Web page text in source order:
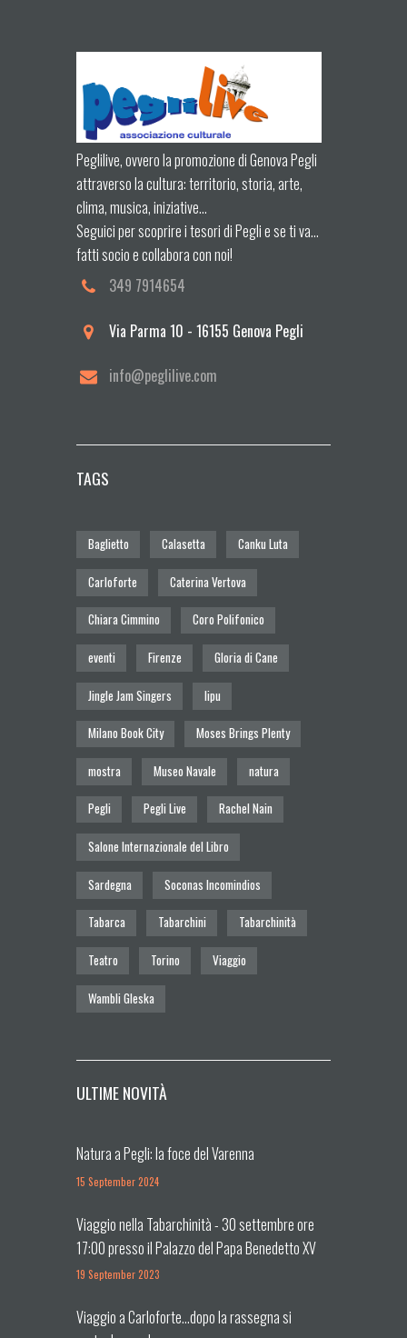
Peglilive, ovvero la promozione di Genova Pegli
attraverso la cultura: territorio, storia, arte,
clima, musica, iniziative...
Seguici per scoprire i tesori di Pegli e se ti va...
fatti socio e collabora con noi!
349 7914654
Via Parma 10 - 16155 Genova Pegli
info@peglilive.com
TAGS
Baglietto Calasetta Canku Luta
Carloforte Caterina Vertova
Chiara Cimmino Coro Polifonico
eventi Firenze Gloria di Cane
Jingle Jam Singers lipu
Milano Book City Moses Brings Plenty
mostra Museo Navale natura
Pegli Pegli Live Rachel Nain
Salone Internazionale del Libro
Sardegna Soconas Incomindios
Tabarca Tabarchini Tabarchinità
Teatro Torino Viaggio
Wambli Gleska
ULTIME NOVITÀ
Natura a Pegli: la foce del Varenna
15 September 2024
Viaggio nella Tabarchinità - 30 settembre ore
17:00 presso il Palazzo del Papa Benedetto XV
(Pegli)
19 September 2023
Viaggio a Carloforte...dopo la rassegna si